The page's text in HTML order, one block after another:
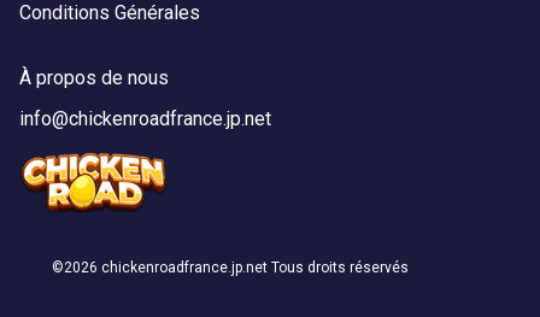
Conditions Générales
À propos de nous
info@chickenroadfrance.jp.net
©2026 chickenroadfrance.jp.net Tous droits réservés